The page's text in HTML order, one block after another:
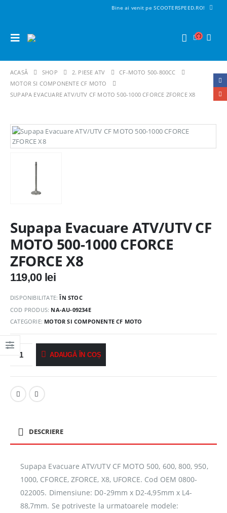
Bine ai venit pe SCOOTERSPEED.RO!
ACASĂ SHOP 2. PIESE ATV
CF-MOTO 500-800CC
MOTOR SI COMPONENTE CF MOTO
SUPAPA EVACUARE ATV/UTV CF MOTO 500-1000 CFORCE ZFORCE X8
Supapa Evacuare ATV/UTV CF
MOTO 500-1000 CFORCE
ZFORCE X8
119,00 lei
DISPONIBILITATE:ÎN STOC
COD PRODUS: NA-AU-09234E
CATEGORIE: MOTOR SI COMPONENTE CF MOTO
ADAUGĂ ÎN COȘ
DESCRIERE
Supapa Evacuare ATV/UTV CF MOTO 500, 600, 800, 950,
1000, CFORCE, ZFORCE, X8, UFORCE. Cod OEM 0800-
022005. Dimensiune: D0-29mm x D2-4,95mm x L4-
88,7mm. Se potriveste la urmatoarele modele: